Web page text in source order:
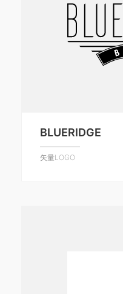
BLUERIDGE
矢量LOGO